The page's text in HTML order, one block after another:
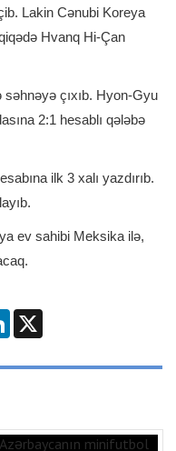
Lakin Cənubi Koreya
Hvanq Hi-Çan
səhnəyə çıxıb. Hyon-Gyu
2:1 hesablı qələbə
ilk 3 xalı yazdırıb.
ev sahibi Meksika ilə,
LinkedIn